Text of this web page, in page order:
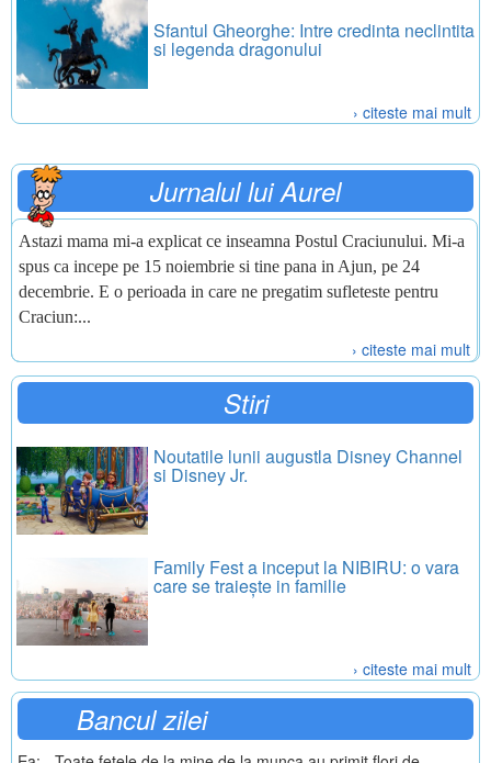
Sfantul Gheorghe: Intre credinta neclintita
si legenda dragonului
› citeste mai mult
Jurnalul lui Aurel
Astazi mama mi-a explicat ce inseamna Postul Craciunului. Mi-a
spus ca incepe pe 15 noiembrie si tine pana in Ajun, pe 24
decembrie. E o perioada in care ne pregatim sufleteste pentru
Craciun:...
› citeste mai mult
Stiri
Noutatile lunii augustla Disney Channel
si Disney Jr.
Family Fest a inceput la NIBIRU: o vara
care se traiește in familie
› citeste mai mult
Bancul zilei